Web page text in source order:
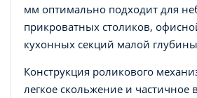
мм оптимально подходит для
прикроватных столиков,
кухонных секций малой
Конструкция роликового
легкое скольжение и